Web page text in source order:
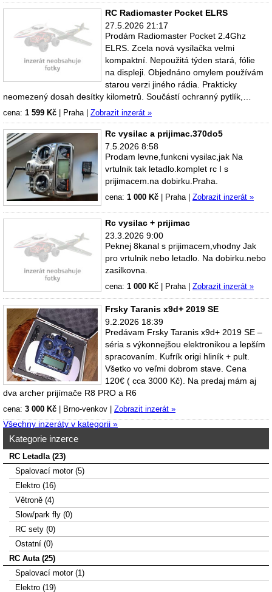
RC Radiomaster Pocket ELRS
27.5.2026 21:17
Prodám Radiomaster Pocket 2.4Ghz
ELRS. Zcela nová vysílačka velmi
kompaktní. Nepoužitá týden stará, fólie
na displeji. Objednáno omylem používám
starou verzi jiného rádia. Prakticky
neomezený dosah desítky kilometrů. Součástí ochranný pytlík,…
cena: 1 599 Kč Praha Zobrazit inzerát »
Rc vysilac a prijimac.370do5
7.5.2026 8:58
Prodam levne,funkcni vysilac,jak Na
vrtulnik tak letadlo.komplet rc I s
prijimacem.na dobirku.Praha.
cena: 1 000 Kč Praha Zobrazit inzerát »
Rc vysilac + prijimac
23.3.2026 9:00
Peknej 8kanal s prijimacem,vhodny Jak
pro vrtulnik nebo letadlo. Na dobirku.nebo
zasilkovna.
cena: 1 000 Kč Praha| Zobrazit inzerát »
Frsky Taranis x9d+ 2019 SE
9.2.2026 18:39
Predávam Frsky Taranis x9d+ 2019 SE –
séria s výkonnejšou elektronikou a lepším
spracovaním. Kufrík origi hliník + pult.
Všetko vo veľmi dobrom stave. Cena
120€ ( cca 3000 Kč). Na predaj mám aj
dva archer prijímače R8 PRO a R6
cena: 3 000 Kč Brno-venkov Zobrazit inzerát »
Všechny inzeráty v kategorii »
Kategorie inzerce
RC Letadla (23)
Spalovací­ motor (5)
Elektro (16)
Větroně (4)
Slow/park fly (0)
RC sety (0)
Ostatní (0)
RC Auta (25)
Spalovací motor (1)
Elektro (19)